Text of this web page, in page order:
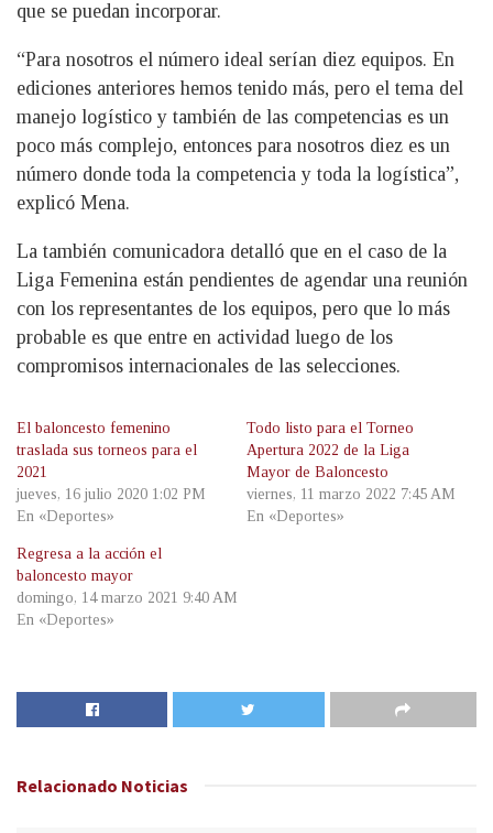
que se puedan incorporar.
“Para nosotros el número ideal serían diez equipos. En
ediciones anteriores hemos tenido más, pero el tema del
manejo logístico y también de las competencias es un
poco más complejo, entonces para nosotros diez es un
número donde toda la competencia y toda la logística”,
explicó Mena.
La también comunicadora detalló que en el caso de la
Liga Femenina están pendientes de agendar una reunión
con los representantes de los equipos, pero que lo más
probable es que entre en actividad luego de los
compromisos internacionales de las selecciones.
El baloncesto femenino
traslada sus torneos para el
2021
jueves, 16 julio 2020 1:02 PM
En «Deportes»
Todo listo para el Torneo
Apertura 2022 de la Liga
Mayor de Baloncesto
viernes, 11 marzo 2022 7:45 AM
En «Deportes»
Regresa a la acción el
baloncesto mayor
domingo, 14 marzo 2021 9:40 AM
En «Deportes»
Relacionado Noticias